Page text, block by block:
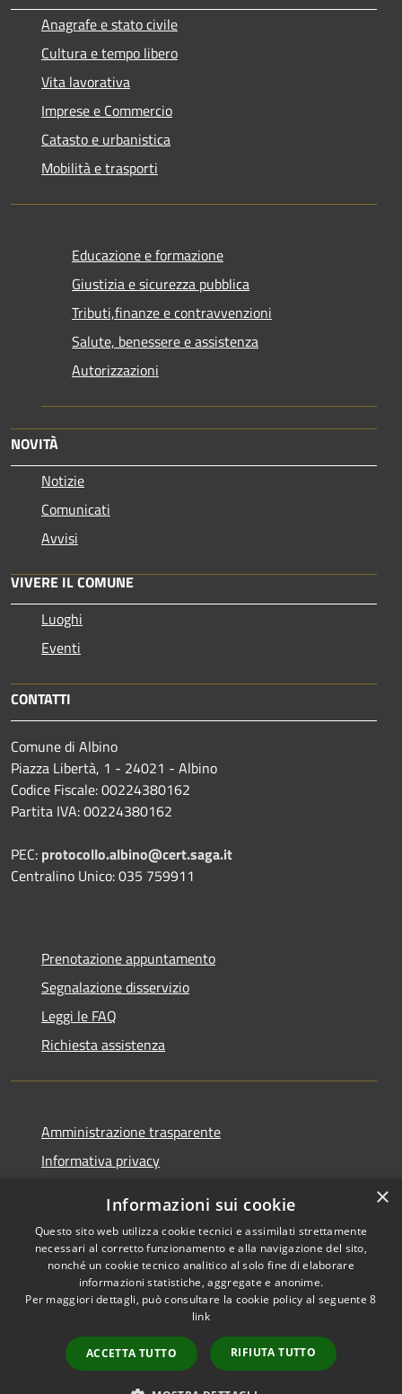
Anagrafe e stato civile
Cultura e tempo libero
Vita lavorativa
Imprese e Commercio
Catasto e urbanistica
Mobilità e trasporti
Educazione e formazione
Giustizia e sicurezza pubblica
Tributi,finanze e contravvenzioni
Salute, benessere e assistenza
Autorizzazioni
NOVITÀ
Notizie
Comunicati
Avvisi
VIVERE IL COMUNE
Luoghi
Eventi
CONTATTI
Comune di Albino
Piazza Libertà, 1 - 24021 - Albino
Codice Fiscale: 00224380162
Partita IVA: 00224380162
PEC: protocollo.albino@cert.saga.it
Centralino Unico: 035 759911
Prenotazione appuntamento
Segnalazione disservizio
Leggi le FAQ
Richiesta assistenza
Amministrazione trasparente
Informativa privacy
Dichiarazione di accessibilità
RSS
Copyright © 2026 • Comune di
Municipium•
Accesso
redazione
×
Informazioni sui cookie
Questo sito web utilizza cookie tecnici e assimilati strettamente
necessari al corretto funzionamento e alla navigazione del sito,
nonché un cookie tecnico analitico al solo fine di elaborare
informazioni statistiche, aggregate e anonime.
Per maggiori dettagli, può consultare la cookie policy al seguente8
link
ACCETTA TUTTO RIFIUTA TUTTO